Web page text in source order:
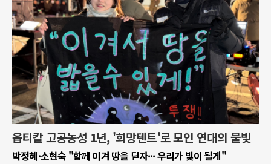
옵티칼 고공농성 1년, '희망텐트'로 모인 연대의 불빛
박정혜·소현숙 "함께 이겨 땅을 딛자··· 우리가 빛이 될게"